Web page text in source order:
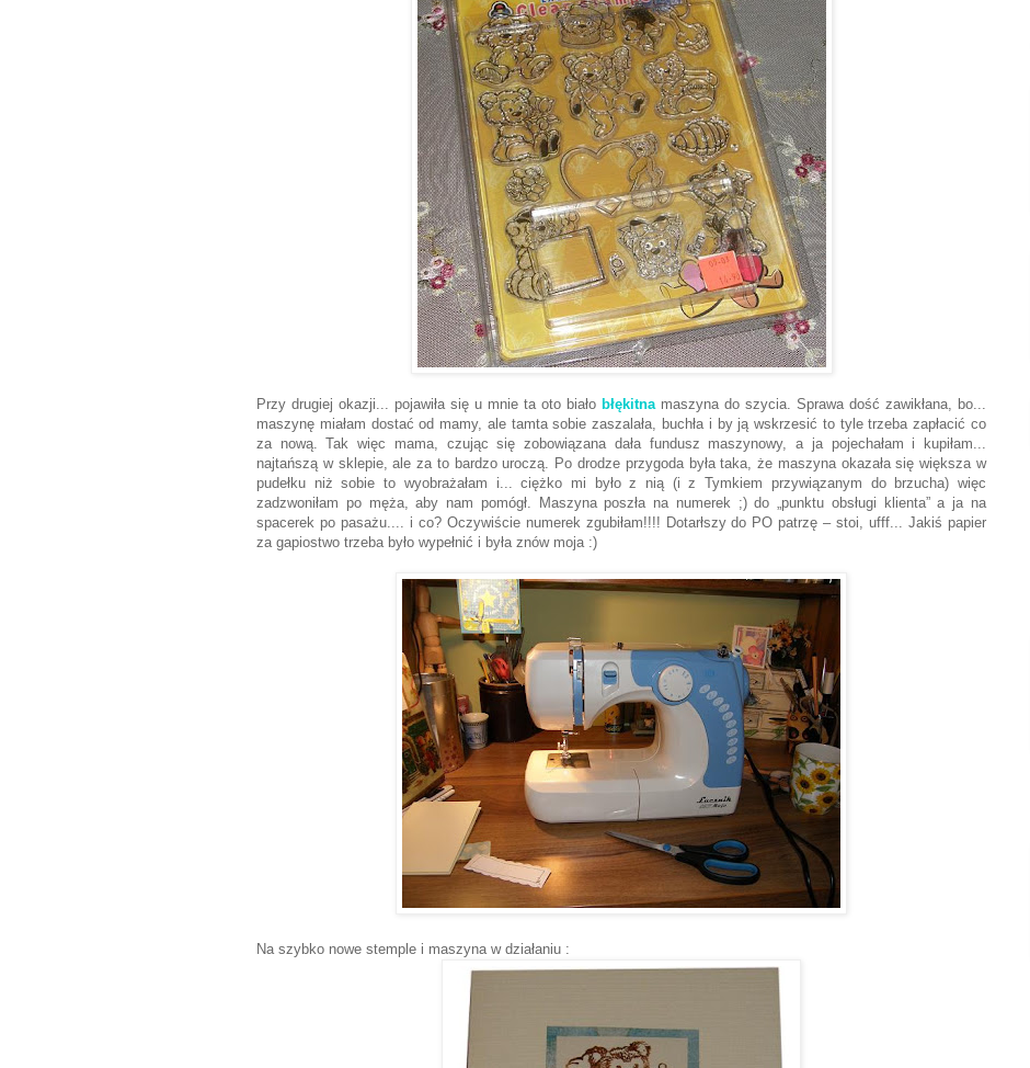
Przy drugiej okazji... pojawiła się u mnie ta oto biało błękitna maszyna do szycia. Sprawa dość zawikłana, bo...
maszynę miałam dostać od mamy, ale tamta sobie zaszalała, buchła i by ją wskrzesić to tyle trzeba zapłacić co
za nową. Tak więc mama, czując się zobowiązana dała fundusz maszynowy, a ja pojechałam i kupiłam...
najtańszą w sklepie, ale za to bardzo uroczą. Po drodze przygoda była taka, że maszyna okazała się większa w
pudełku niż sobie to wyobrażałam i... ciężko mi było z nią (i z Tymkiem przywiązanym do brzucha) więc
zadzwoniłam po męża, aby nam pomógł. Maszyna poszła na numerek ;) do „punktu obsługi klienta” a ja na
spacerek po pasażu.... i co? Oczywiście numerek zgubiłam!!!! Dotarłszy do PO patrzę – stoi, ufff... Jakiś papier
za gapiostwo trzeba było wypełnić i była znów moja :)
Na szybko nowe stemple i maszyna w działaniu :